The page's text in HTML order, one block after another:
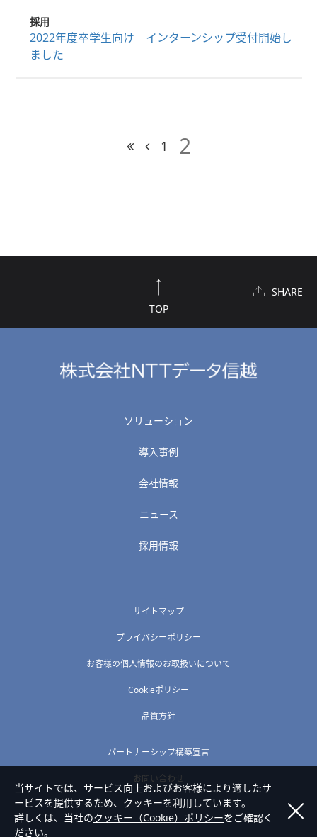
採用
2022年度卒学生向け インターンシップ受付開始し
ました
1 2
TOP
SHARE
ソリューション
導入事例
会社情報
ニュース
採用情報
サイトマップ
プライバシーポリシー
お客様の個人情報のお取扱いについて
Cookieポリシー
品質方針
パートナーシップ構築宣言
お問い合わせ
当サイトでは、サービス向上およびお客様により適したサ
ービスを提供するため、クッキーを利用しています。
詳しくは、当社のクッキー（Cookie）ポリシーをご確認く
ださい。